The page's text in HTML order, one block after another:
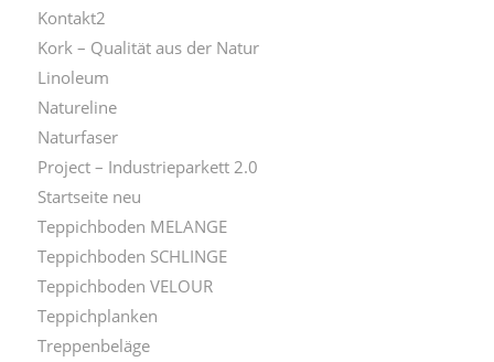
Kontakt2
Kork – Qualität aus der Natur
Linoleum
Natureline
Naturfaser
Project – Industrieparkett 2.0
Startseite neu
Teppichboden MELANGE
Teppichboden SCHLINGE
Teppichboden VELOUR
Teppichplanken
Treppenbeläge